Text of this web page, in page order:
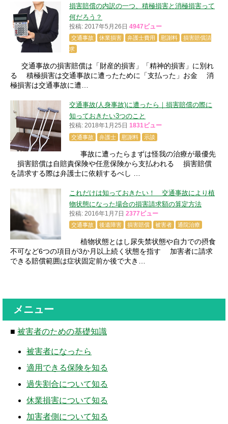
損害賠償の内訳の一つ、積極損害と消極損害って
何だろう？
投稿: 2017年5月26日 4947ビュー
交通事故 休業損害 弁護士費用 慰謝料
損害賠償請
求
交通事故の損害賠償は「財産的損害」「精神的損害」に別れ
る 積極損害は交通事故に遭ったために「支払った」お金 消
極損害は交通事故に遭…
交通事故(人身事故)に遭ったら｜損害賠償の際に
知っておきたい3つのこと
投稿: 2018年1月25日 1831ビュー
交通事故 弁護士 慰謝料 示談
事故に遭ったらまずは怪我の治療が最優先
損害賠償は自賠責保険や任意保険から支払われる 損害賠償
を請求する際は弁護士に依頼するべし …
これだけは知っておきたい！ 交通事故により植
物状態になった場合の損害請求額の算定方法
投稿: 2016年1月7日 2377ビュー
交通事故 後遺障害 損害賠償 被害者 通院治療
植物状態とはし尿失禁状態や自力での摂食
不可など6つの項目が3か月以上続く状態を指す 加害者に請求
できる賠償範囲は症状固定前か後で大き…
メニュー
■ 被害者のための基礎知識
被害者になったら
適用できる保険を知る
過失割合について知る
休業損害について知る
加害者側について知る